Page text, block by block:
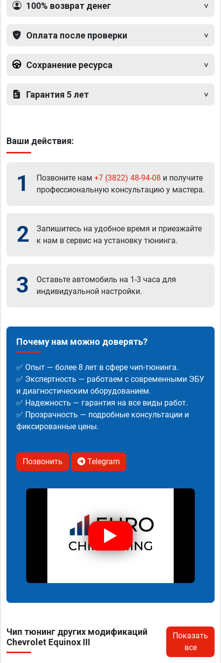
100% возврат денег
Оплата после проверки
Сохранение ресурса
Гарантия 5 лет
Ваши действия:
1 Позвоните нам +7 (3822) 48-94-08 и получите
профессиональную консультацию у мастера.
2
Запишитесь на удобное время и приезжайте
к нам в сервис на установку тюнинга.
3
Оставьте автомобиль на 1-3 часа для
индивидуальной настройки.
Почему нам можно доверять?
✅ Опыт — более 8 лет в сфере чип-тюнинга.
✅ Экспертность — работаем с современными ЭБУ
и диагностическим оборудованием.
✅ Надежность — гарантия на все виды работ.
✅ Прозрачность — подробные консультации и
фиксированные цены.
Позвонить Telegram
Чип тюнинг других модификаций
Chevrolet Equinox III
Показать
все